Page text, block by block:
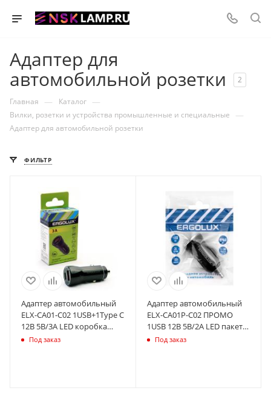
Адаптер для
автомобильной розетки
2
Главная — Каталог —
Вилки, розетки и устройства промышленные и специальные —
Адаптер для автомобильной розетки
ФИЛЬТР
Адаптер автомобильный
ELX-CA01-C02 1USB+1Type C
12В 5В/3А LED коробка
черн. ERGOLUX 15106
Под заказ
Адаптер автомобильный
ELX-CA01P-C02 ПРОМО
1USB 12В 5В/2А LED пакет
черн. ERGOLUX 15105
Под заказ